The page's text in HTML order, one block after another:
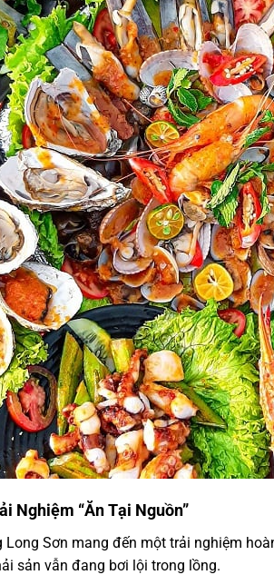
Nghiệm “Ăn Tại Nguồn”
Sơn mang đến một trải nghiệm
sản vẫn đang bơi lội trong lồng.